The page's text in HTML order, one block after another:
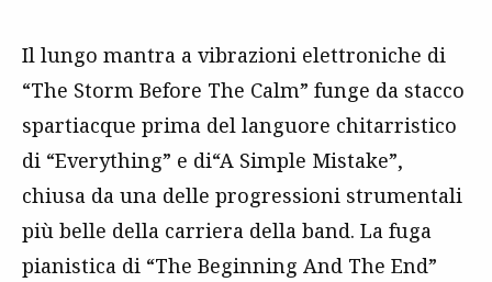
Il lungo mantra a vibrazioni elettroniche di
“The Storm Before The Calm” funge da stacco
spartiacque prima del languore chitarristico
di “Everything” e di“A Simple Mistake”,
chiusa da una delle progressioni strumentali
più belle della carriera della band. La fuga
pianistica di “The Beginning And The End”